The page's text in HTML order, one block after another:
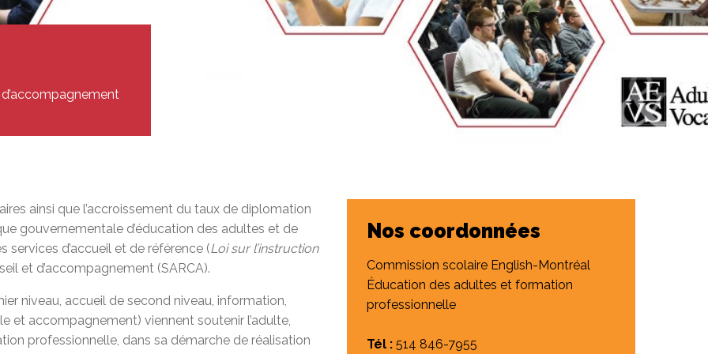
du conseil
adultes à besoins particuliers
(PS)
en éducation générale (GEDTS)
doués et exceptionnels
Salle à manger de l’institut culinaire Pius
Coiffure et soins esthétiques à Laurier
ainsi que l’accroissement du taux de diplomation
gouvernementale d’éducation des adultes et de
d’accueil et de référence (Loi sur l’instruction
et d’accompagnement (SARCA).
niveau, accueil de second niveau, information,
et accompagnement) viennent soutenir l’adulte,
professionnelle, dans sa démarche de réalisation
Nos coordonnées
Commission scolaire English-Montréal
Éducation des adultes et formation
professionnelle
Tél : 514 846-7955